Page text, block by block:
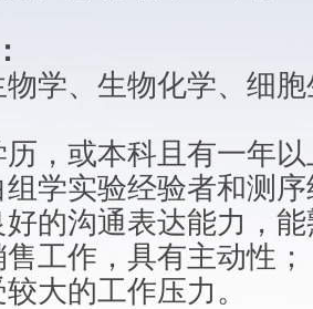
物学、生物化学、细
历，或本科且有一年
组学实验经验者和测
的沟通表达能力，
工作，具有主动性；
大的工作压力。